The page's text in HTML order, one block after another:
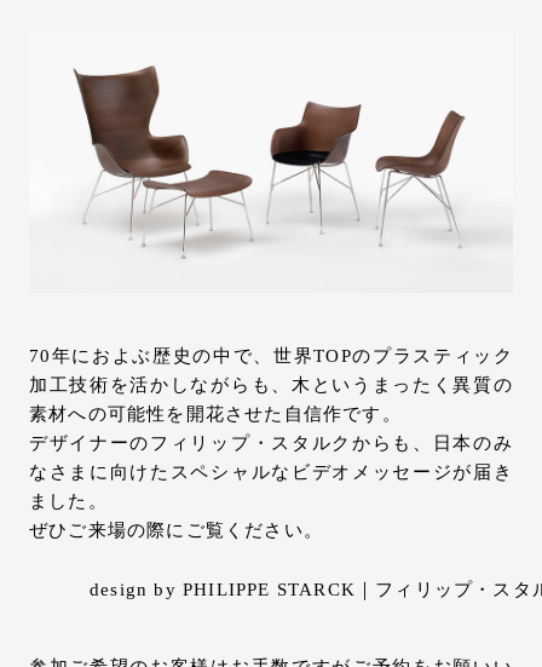
70年におよぶ歴史の中で、世界TOPのプラスティック
加工技術を活かしながらも、木というまったく異質の
素材への可能性を開花させた自信作です。
デザイナーのフィリップ・スタルクからも、日本のみ
なさまに向けたスペシャルなビデオメッセージが届き
ました。
ぜひご来場の際にご覧ください。
design by PHILIPPE STARCK｜フィリップ・スタ